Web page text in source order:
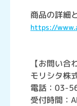
商品の詳細
https://
【お問い合
モリシタ株
電話：03-
受付時間：